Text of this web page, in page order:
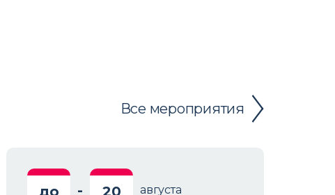
Все мероприятия
до - 20 августа